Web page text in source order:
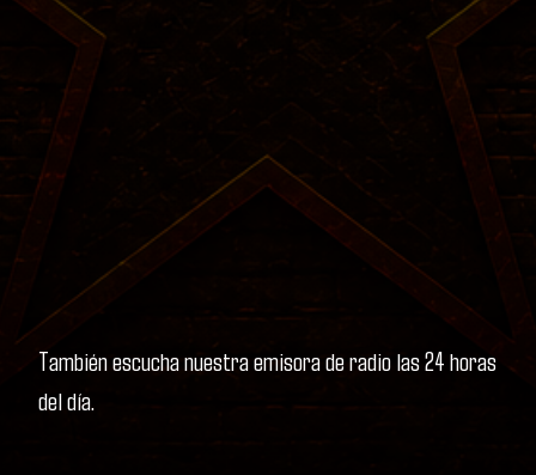
También escucha nuestra emisora de radio las 24 horas
del día.